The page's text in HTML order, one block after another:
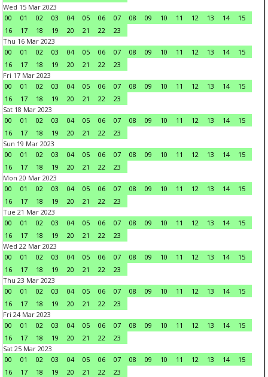
Wed 15 Mar 2023
00
01 02 03 04 05 06 07 08 09 10 11 12 13 14
15
16
17 18 19 20 21 22
23
Thu 16 Mar 2023
00
01 02 03 04 05 06 07 08 09 10 11 12 13 14
15
16
17 18 19 20 21 22
23
Fri 17 Mar 2023
00
01 02 03 04 05 06 07 08 09 10 11 12 13 14
15
16
17 18 19 20 21 22
23
Sat 18 Mar 2023
00
01 02 03 04 05 06 07 08 09 10 11 12 13 14
15
16
17 18 19 20 21 22
23
Sun 19 Mar 2023
00
01 02 03 04 05 06 07 08 09 10 11 12 13 14
15
16
17 18 19 20 21 22
23
Mon 20 Mar 2023
00
01 02 03 04 05 06 07 08 09 10 11 12 13 14
15
16
17 18 19 20 21 22
23
Tue 21 Mar 2023
00
01 02 03 04 05 06 07 08 09 10 11 12 13 14
15
16
17 18 19 20 21 22
23
Wed 22 Mar 2023
00
01 02 03 04 05 06 07 08 09 10 11 12 13 14
15
16
17 18 19 20 21 22
23
Thu 23 Mar 2023
00
01 02 03 04 05 06 07 08 09 10 11 12 13 14
15
16
17 18 19 20 21 22
23
Fri 24 Mar 2023
00
01 02 03 04 05 06 07 08 09 10 11 12 13 14
15
16
17 18 19 20 21 22
23
Sat 25 Mar 2023
00
01 02 03 04 05 06 07 08 09 10 11 12 13 14
15
16
17 18 19 20 21 22
23